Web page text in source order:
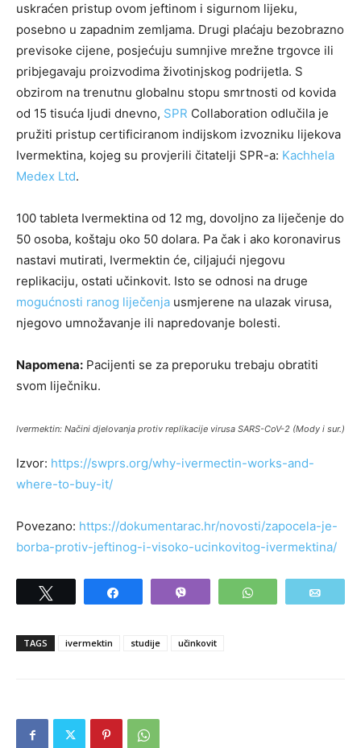
uskraćen pristup ovom jeftinom i sigurnom lijeku,
posebno u zapadnim zemljama. Drugi plaćaju bezobrazno
previsoke cijene, posjećuju sumnjive mrežne trgovce ili
pribjegavaju proizvodima životinjskog podrijetla. S
obzirom na trenutnu globalnu stopu smrtnosti od kovida
od 15 tisuća ljudi dnevno, SPR Collaboration odlučila je
pružiti pristup certificiranom indijskom izvozniku lijekova
Ivermektina, kojeg su provjerili čitatelji SPR-a: Kachhela
Medex Ltd.
100 tableta Ivermektina od 12 mg, dovoljno za liječenje do
50 osoba, koštaju oko 50 dolara. Pa čak i ako koronavirus
nastavi mutirati, Ivermektin će, ciljajući njegovu
replikaciju, ostati učinkovit. Isto se odnosi na druge
mogućnosti ranog liječenja usmjerene na ulazak virusa,
njegovo umnožavanje ili napredovanje bolesti.
Napomena: Pacijenti se za preporuku trebaju obratiti
svom liječniku.
Ivermektin: Načini djelovanja protiv replikacije virusa SARS-CoV-2 (Mody i sur.)
Izvor: https://swprs.org/why-ivermectin-works-and-
where-to-buy-it/
Povezano: https://dokumentarac.hr/novosti/zapocela-je-
borba-protiv-jeftinog-i-visoko-ucinkovitog-ivermektina/
WhatsApp
TAGS ivermektin studije učinkovit